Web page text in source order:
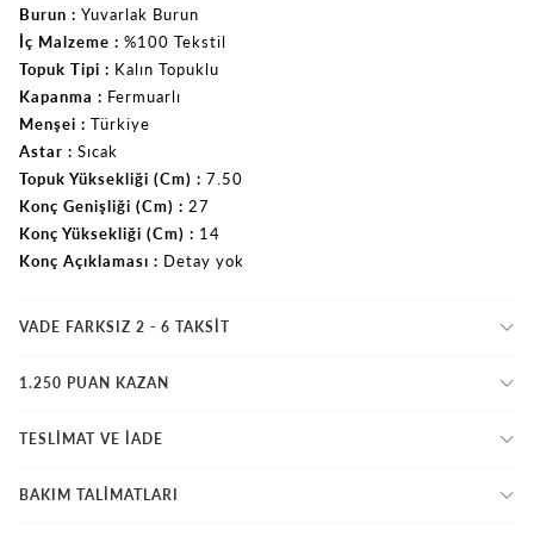
Burun
Yuvarlak Burun
İç Malzeme
%100 Tekstil
Topuk Tipi
Kalın Topuklu
Kapanma
Fermuarlı
Menşei
Türkiye
Astar
Sıcak
Topuk Yüksekliği (Cm)
7.50
Konç Genişliği (Cm)
27
Konç Yüksekliği (Cm)
14
Konç Açıklaması
Detay yok
VADE FARKSIZ 2 - 6 TAKSIT
1.250 PUAN KAZAN
TESLİMAT VE İADE
BAKIM TALİMATLARI